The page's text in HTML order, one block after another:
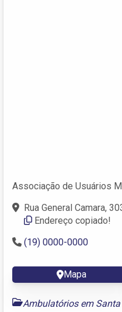
Associação de Usuários
Rua General Camara,
Endereço copiado!
(19) 0000-0000
Mapa
Ambulatórios em